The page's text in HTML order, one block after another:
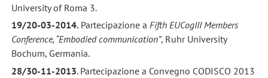
University of Roma 3.
19/20-03-2014. Partecipazione a Fifth EUCogIII Members
Conference, “Embodied communication”, Ruhr University
Bochum, Germania.
28/30-11-2013. Partecipazione a Convegno CODISCO 2013